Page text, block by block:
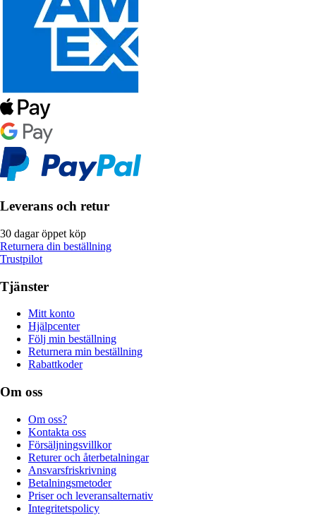
Leverans och retur
30 dagar öppet köp
Returnera din beställning
Trustpilot
Tjänster
Mitt konto
Hjälpcenter
Följ min beställning
Returnera min beställning
Rabattkoder
Om oss
Om oss?
Kontakta oss
Försäljningsvillkor
Returer och återbetalningar
Ansvarsfriskrivning
Betalningsmetoder
Priser och leveransalternativ
Integritetspolicy